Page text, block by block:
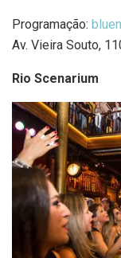
Programação:
Av. Vieira Souto,
Rio Scenarium